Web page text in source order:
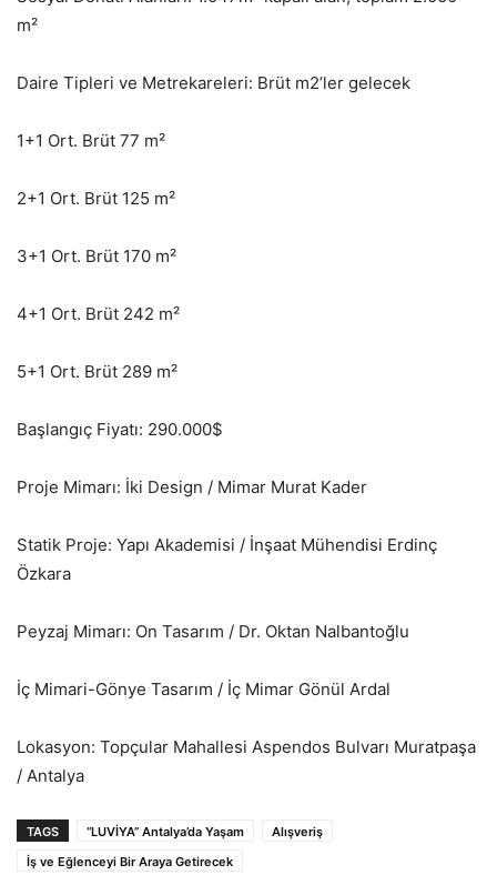
m²
Daire Tipleri ve Metrekareleri: Brüt m2’ler gelecek
1+1 Ort. Brüt 77 m²
2+1 Ort. Brüt 125 m²
3+1 Ort. Brüt 170 m²
4+1 Ort. Brüt 242 m²
5+1 Ort. Brüt 289 m²
Başlangıç Fiyatı: 290.000$
Proje Mimarı: İki Design / Mimar Murat Kader
Statik Proje: Yapı Akademisi / İnşaat Mühendisi Erdinç
Özkara
Peyzaj Mimarı: On Tasarım / Dr. Oktan Nalbantoğlu
İç Mimari-Gönye Tasarım / İç Mimar Gönül Ardal
Lokasyon: Topçular Mahallesi Aspendos Bulvarı Muratpaşa
/ Antalya
TAGS “LUVİYA” Antalya’da Yaşam
Alışveriş
İş ve Eğlenceyi Bir Araya Getirecek